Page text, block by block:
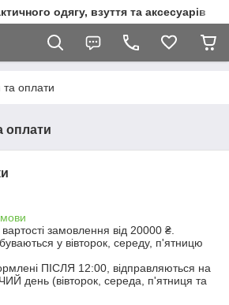
одягу, взуття та аксесуарів
оплати
оплати
замовлення від 20000 ₴.
у вівторок, середу, п'ятницю
ПІСЛЯ 12:00, відправляються на
день (вівторок, середа, п'ятниця та